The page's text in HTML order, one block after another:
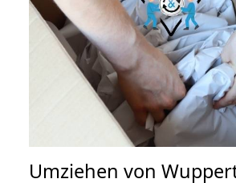
Umziehen von